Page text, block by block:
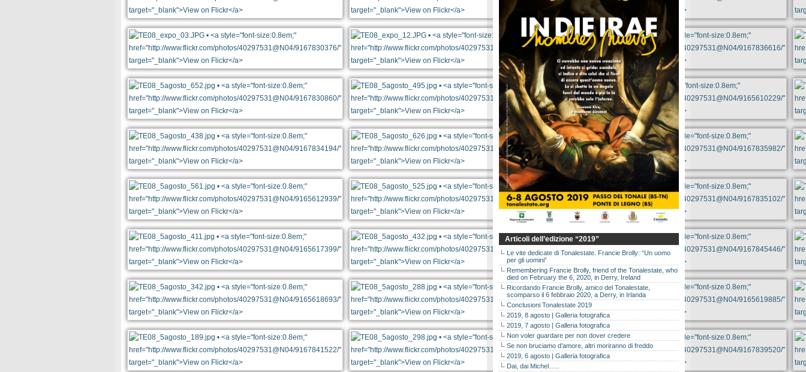
Articoli dell’edizione “2019”
Le vite dedicate di Tonalestate. Francie Brolly: “Un uomo
per gli uomini”
Remembering Francie Brolly, friend of the Tonalestate, who
died on February the 6, 2020, in Derry, Ireland
Ricordando Francie Brolly, amico del Tonalestate,
scomparso il 6 febbraio 2020, a Derry, in Irlanda
Conclusioni Tonalestate 2019
2019, 8 agosto | Galleria fotografica
2019, 7 agosto | Galleria fotografica
Non voler guardare per non dover credere
Se non bruciamo d’amore, altri moriranno di freddo
2019, 6 agosto | Galleria fotografica
Dai, dai Michel…..